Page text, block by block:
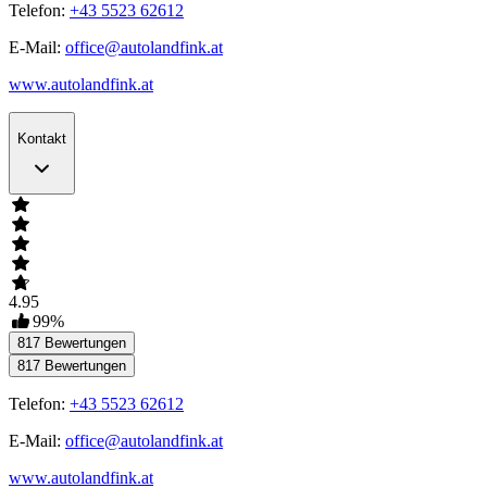
Telefon: +43 5523 62612
E-Mail: office@autolandfink.at
www.autolandfink.at
Kontakt
4.95
99%
817 Bewertungen
817 Bewertungen
Telefon: +43 5523 62612
E-Mail: office@autolandfink.at
www.autolandfink.at